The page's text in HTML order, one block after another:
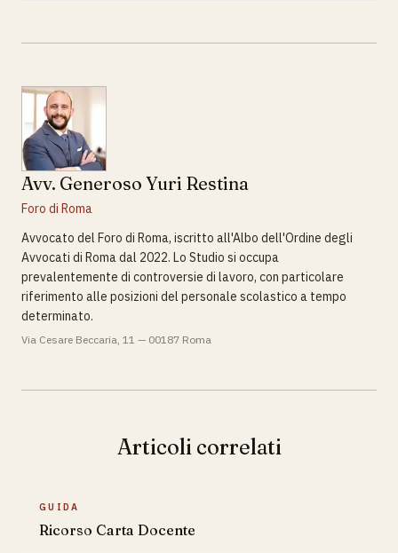
Avv. Generoso Yuri Restina
Foro di Roma
Avvocato del Foro di Roma, iscritto all'Albo dell'Ordine degli
Avvocati di Roma dal 2022. Lo Studio si occupa
prevalentemente di controversie di lavoro, con particolare
riferimento alle posizioni del personale scolastico a tempo
determinato.
Via Cesare Beccaria, 11 — 00187 Roma
Articoli correlati
GUIDA
Ricorso Carta Docente